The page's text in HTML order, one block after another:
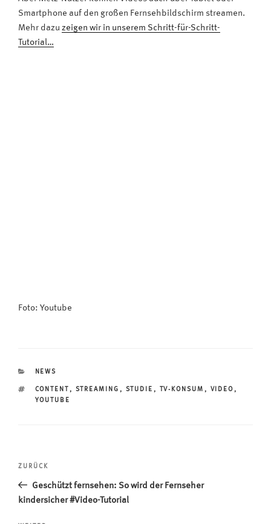
Smartphone auf den großen Fernsehbildschirm streamen.
Mehr dazu zeigen wir in unserem Schritt-für-Schritt-
Tutorial…
Foto: Youtube
KATEGORIEN
NEWS
SCHLAGWÖRTER
CONTENT , STREAMING , STUDIE , TV-KONSUM , VIDEO,
YOUTUBE
Beitragsnavigation
Vorheriger
Beitrag
ZURÜCK
Geschützt fernsehen: So wird der Fernseher
kindersicher #Video-Tutorial